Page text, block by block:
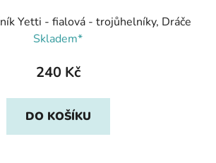
Yetti - fialová - trojůhelníky, Dráče
Skladem*
240 Kč
DO KOŠÍKU